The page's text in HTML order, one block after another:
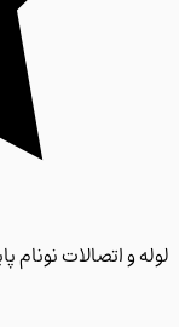
اتصالات نونام پایپ